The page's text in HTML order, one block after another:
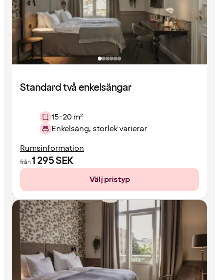
Standard två enkelsängar
15-20 m²
Enkelsäng, storlek varierar
Rumsinformation
från1 295SEK
Välj pristyp